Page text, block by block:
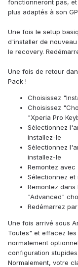
fonctionneront pas,
plus adaptés à son
Une fois le setup
d'installer de
le recovery.
Une fois de retour
Pack !
Choisissez
Choisissez
"Xperia Pro
Sélectionnez
installez-le
Sélectionnez
installez-le
Remontez
Sélectionnez et
Remontez
"Advanced"
Redémarrez
Une fois arrivé sous
Toutes" et effacez
normalement
configuration stupides.
Normalement, votre